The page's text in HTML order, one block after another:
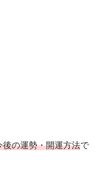
の運勢・開運方法で